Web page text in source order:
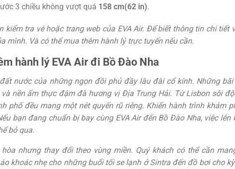
3 chiều không vượt quá 158 cm(62 in).
kiểm tra vé hoặc trang web của EVA Air. Để biết thông tin chi tiết
mình. Và có thể mua thêm hành lý trực tuyến nếu cần.
hành lý EVA Air đi Bồ Đào Nha
nước của những ngọn đồi phủ đầy lâu đài cổ kính. Những
nền ẩm thực đậm đà hương vị Địa Trung Hải. Từ Lisbon sôi
phố đều mang một nét quyến rũ riêng. Khiến hành trình khám
bạn đang chuẩn bị bay cùng EVA Air đến Bồ Đào Nha, việc lên
bỏ qua.
nhưng thay đổi theo vùng miền. Quý khách có thể cần
khoác nhẹ cho những buổi tối se lạnh ở Sintra đến đồ bơi cho